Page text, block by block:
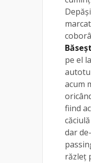
pe el la
acum
fiind
dar
răzleț